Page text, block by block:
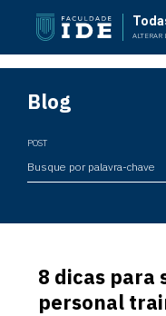
ALTERAR
Blog
POST
8 dicas para
personal